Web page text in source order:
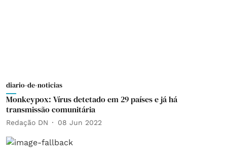
diario-de-noticias
Monkeypox: Vírus detetado em 29 países e já há
transmissão comunitária
Redação DN 08 Jun 2022